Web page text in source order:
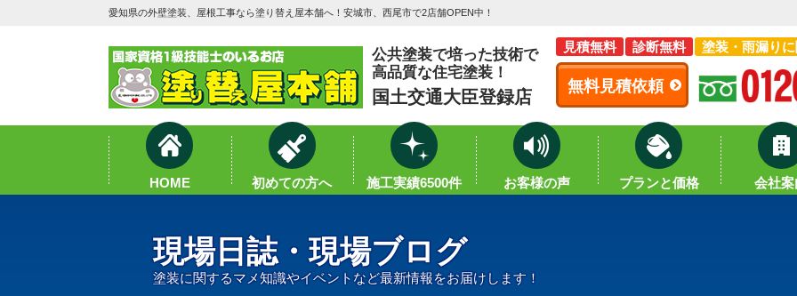
愛知県の外壁塗装、屋根工事なら塗り替え屋本舗へ！安城市、西尾市で2店舗OPEN中！
公共塗装で培った技術で
高品質な住宅塗装！
国土交通大臣登録店
見積無料 診断無料 塗装・雨漏り
無料見積依頼
HOME 初めての方へ 施工実績6500件 お客様の声 プランと価格 会社
現場日誌・現場ブログ
塗装に関するマメ知識やイベントなど最新情報をお届けします！